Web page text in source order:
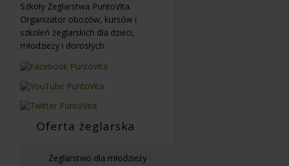
Szkoły Żeglarstwa PuntoVita.
Organizator obozów, kursów i
szkoleń żeglarskich dla dzieci,
młodzieży i dorosłych.
Oferta żeglarska
Żeglarstwo dla młodzieży